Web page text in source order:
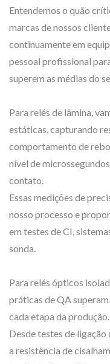
Entendemos o quão
marcas de nossos
continuamente em
pessoal profissional
superem as médias do
Para relés de lâmina,
estáticas, capturando
comportamento de
nível de
contato.
Essas medições de
nosso processo e
em testes de CI,
sonda.
Para relés ópticos
práticas de QA
cada etapa da produção.
Desde testes de
a resistência de